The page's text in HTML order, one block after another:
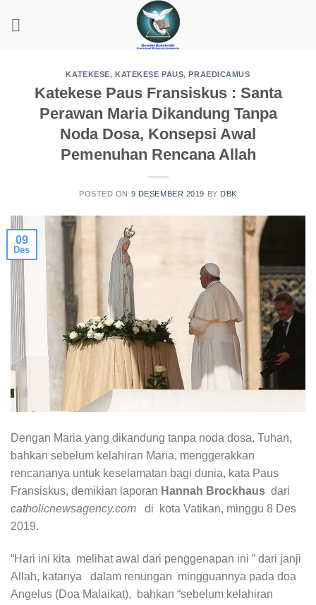
KATEKESE,KATEKESE PAUS,PRAEDICAMUS
Katekese Paus Fransiskus : Santa
Perawan Maria Dikandung Tanpa
Noda Dosa, Konsepsi Awal
Pemenuhan Rencana Allah
POSTED ON 9 DESEMBER 2019 BY DBK
09
Des
Dengan Maria yang dikandung tanpa noda dosa, Tuhan,
bahkan sebelum kelahiran Maria, menggerakkan
rencananya untuk keselamatan bagi dunia, kata Paus
Fransiskus, demikian laporan Hannah Brockhaus dari
catholicnewsagency.com di kota Vatikan, minggu 8 Des
2019.
“Hari ini kita melihat awal dari penggenapan ini ” dari janji
Allah, katanya dalam renungan mingguannya pada doa
Angelus (Doa Malaikat), bahkan “sebelum kelahiran